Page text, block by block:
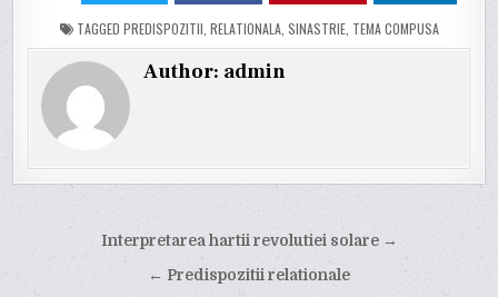
TAGGED PREDISPOZITII, RELATIONALA, SINASTRIE, TEMA COMPUSA
Author: admin
navigation
Interpretarea hartii revolutiei solare →
← Predispozitii relationale